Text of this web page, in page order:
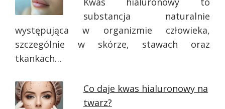
substancja naturalnie
występująca w organizmie człowieka,
szczególnie w skórze, stawach oraz
tkankach…
Co daje kwas hialuronowy na
twarz?